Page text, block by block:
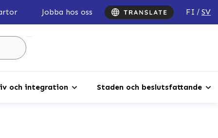
Jobba hos oss FI SV
och integration Staden och beslutsfattande